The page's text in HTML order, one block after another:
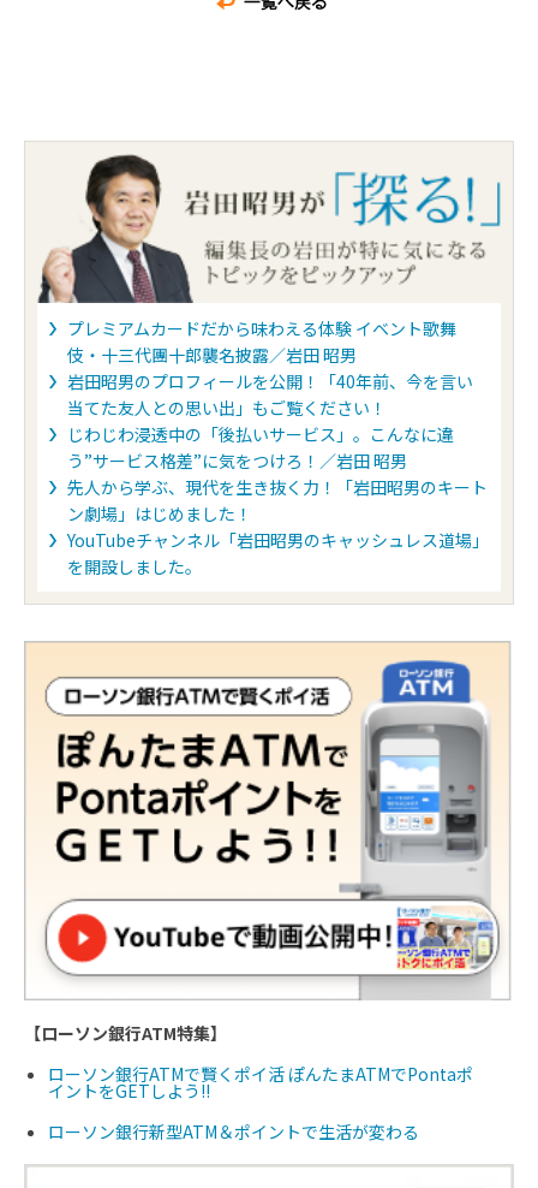
プレミアムカードだから味わえる体験 イベント歌舞
伎・十三代團十郎襲名披露／岩田 昭男
岩田昭男のプロフィールを公開！「40年前、今を言い
当てた友人との思い出」もご覧ください！
じわじわ浸透中の「後払いサービス」。こんなに違
う”サービス格差”に気をつけろ！／岩田 昭男
先人から学ぶ、現代を生き抜く力！「岩田昭男のキート
ン劇場」はじめました！
YouTubeチャンネル「岩田昭男のキャッシュレス道場」
を開設しました。
【ローソン銀行ATM特集】
ローソン銀行ATMで賢くポイ活 ぽんたまATMでPontaポ
イントをGETしよう!!
ローソン銀行新型ATM＆ポイントで生活が変わる